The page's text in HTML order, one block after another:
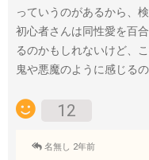
っていうのがあるから、
初心者さんは同性愛を百
るのかもしれないけど、
鬼や悪魔のように感じる
12
名無し 2年前